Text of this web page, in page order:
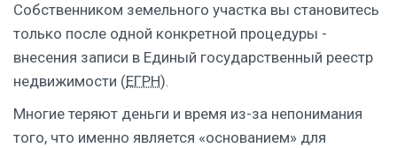
Собственником земельного участка вы становитесь
только после одной конкретной процедуры -
внесения записи в Единый государственный реестр
недвижимости (ЕГРН).
Многие теряют деньги и время из-за непонимания
того, что именно является «основанием» для